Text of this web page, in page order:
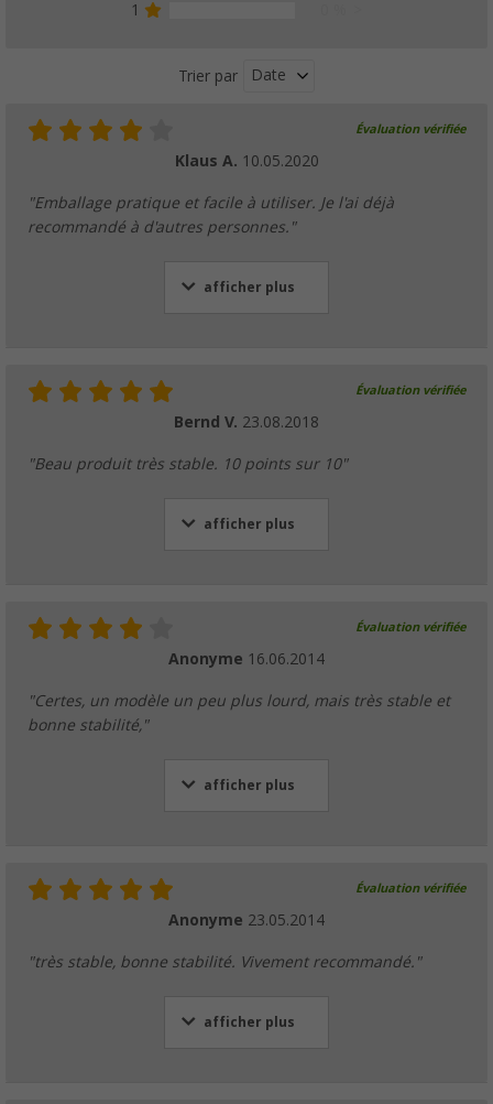
1
Trier par Date
Évaluation vérifiée
Klaus A. 10.05.2020
"Emballage pratique et facile à utiliser. Je l'ai déjà
recommandé à d'autres personnes."
afficher plus
Évaluation vérifiée
Bernd V. 23.08.2018
"Beau produit très stable. 10 points sur 10"
afficher plus
Évaluation vérifiée
Anonyme 16.06.2014
"Certes, un modèle un peu plus lourd, mais très stable et
bonne stabilité,"
afficher plus
Évaluation vérifiée
Anonyme 23.05.2014
"très stable, bonne stabilité. Vivement recommandé."
afficher plus